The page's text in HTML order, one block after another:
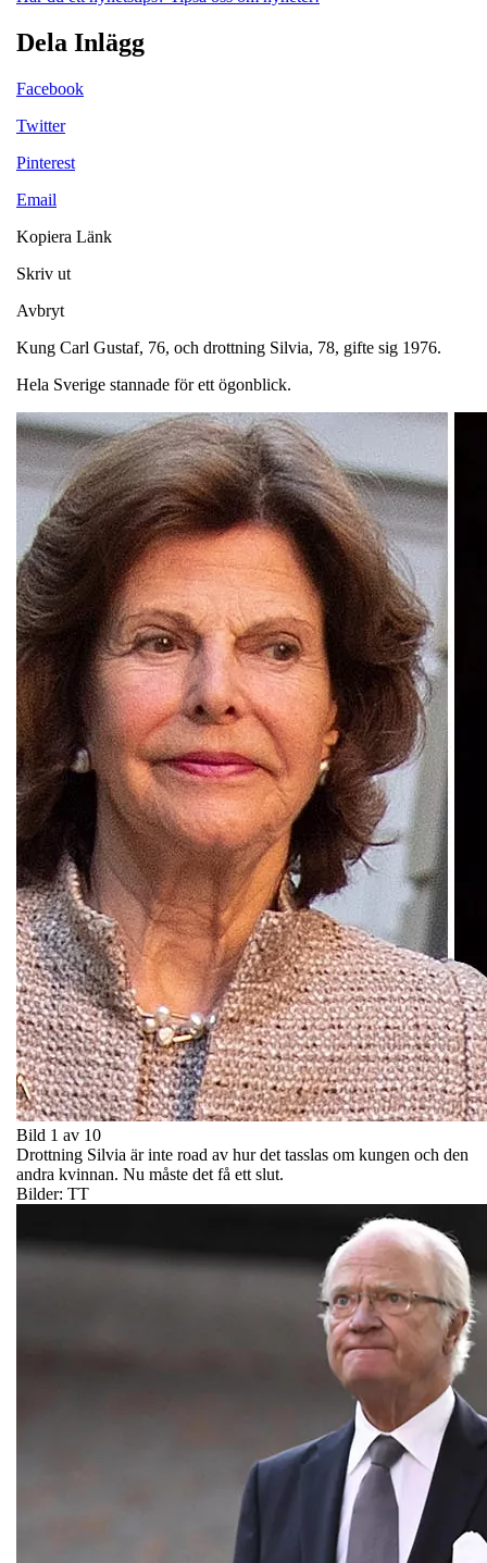
Dela Inlägg
Facebook
Twitter
Pinterest
Email
Kopiera Länk
Skriv ut
Avbryt
Kung Carl Gustaf, 76, och drottning Silvia, 78, gifte sig 1976.
Hela Sverige stannade för ett ögonblick.
Bild 1 av 10
Drottning Silvia är inte road av hur det tasslas om kungen och den
andra kvinnan. Nu måste det få ett slut.
Bilder: TT